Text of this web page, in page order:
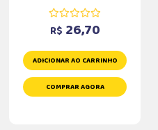
R$ 26,70
ADICIONAR AO CARRINHO
COMPRAR AGORA